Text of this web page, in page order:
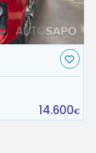
14.600€